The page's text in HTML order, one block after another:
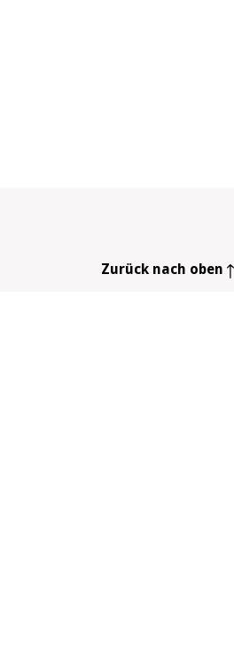
Zurück nach oben